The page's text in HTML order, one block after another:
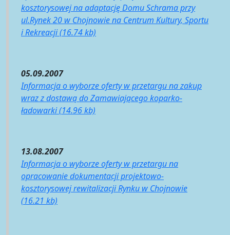
kosztorysowej na adaptację Domu Schrama przy
ul.Rynek 20 w Chojnowie na Centrum Kultury, Sportu
i Rekreacji (16.74 kb)
05.09.2007
Informacja o wyborze oferty w przetargu na zakup
wraz z dostawą do Zamawiającego koparko-
ładowarki (14.96 kb)
13.08.2007
Informacja o wyborze oferty w przetargu na
opracowanie dokumentacji projektowo-
kosztorysowej rewitalizacji Rynku w Chojnowie
(16.21 kb)